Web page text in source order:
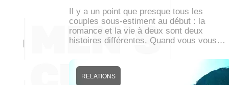
Il y a un point que presque tous les
couples sous-estiment au début : la
romance et la vie à deux sont deux
histoires différentes. Quand vous vous…
RELATIONS